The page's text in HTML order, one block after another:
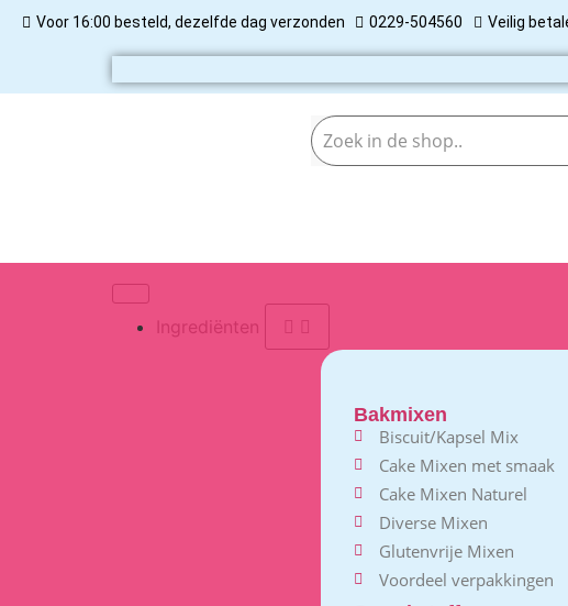
Voor 16:00 besteld, dezelfde dag verzonden 0229-504560 Veilig
Ingrediënten
Bakmixen
Biscuit/Kapsel Mix
Cake Mixen met smaak
Cake Mixen Naturel
Diverse Mixen
Glutenvrije Mixen
Voordeel verpakkingen